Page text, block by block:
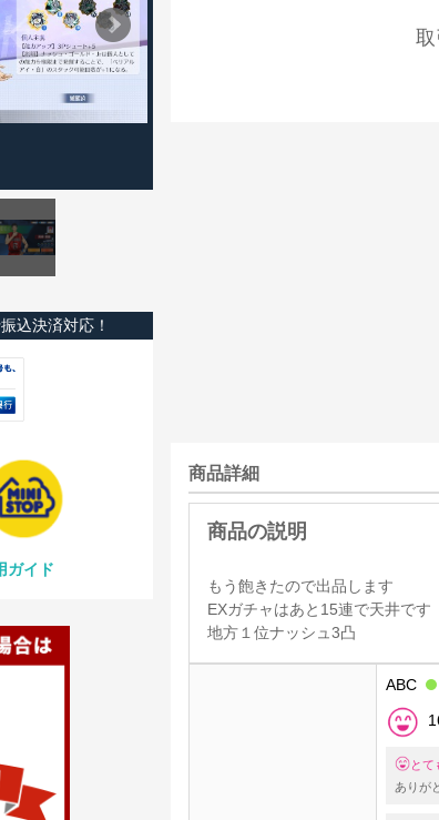
込決済対応！
ガイド
商品詳細
もう飽きたので出品します
EXガチャはあと15連で天井です
地方１位ナッシュ3凸
ABC
とて
ありが